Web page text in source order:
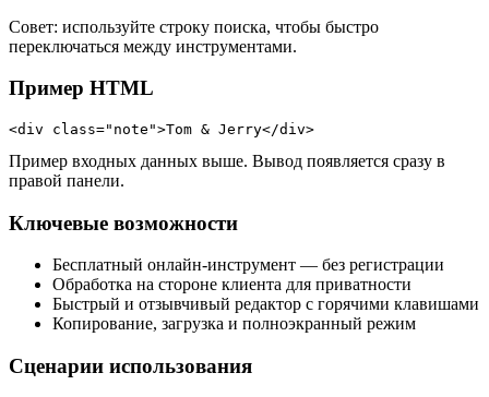
Совет: используйте строку поиска, чтобы быстро
переключаться между инструментами.
Пример HTML
<div class="note">Tom & Jerry</div>
Пример входных данных выше. Вывод появляется сразу в
правой панели.
Ключевые возможности
Бесплатный онлайн‑инструмент — без регистрации
Обработка на стороне клиента для приватности
Быстрый и отзывчивый редактор с горячими клавишами
Копирование, загрузка и полноэкранный режим
Сценарии использования